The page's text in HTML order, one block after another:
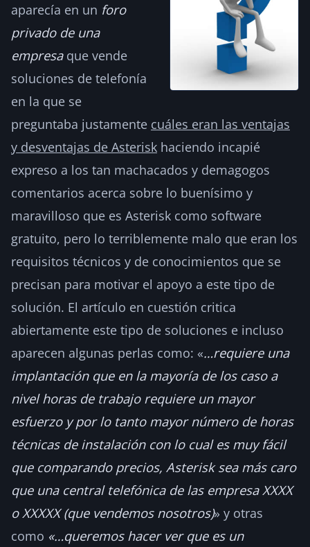
aparecía en un foro
privado de una
empresaque vende
soluciones de telefonía
en la que se
preguntaba justamente cuáles eran las ventajas
y desventajas de Asterisk haciendo incapié
expreso a los tan machacados y demagogos
comentarios acerca sobre lo buenísimo y
maravilloso que es Asterisk como software
gratuito, pero lo terriblemente malo que eran los
requisitos técnicos y de conocimientos que se
precisan para motivar el apoyo a este tipo de
solución. El artículo en cuestión critica
abiertamente este tipo de soluciones e incluso
aparecen algunas perlas como: «…requiere una
implantación que en la mayoría de los caso a
nivel horas de trabajo requiere un mayor
esfuerzo y por lo tanto mayor número de horas
técnicas de instalación con lo cual es muy fácil
que comparando precios, Asterisk sea más caro
que una central telefónica de las empresa XXXX
o XXXXX (que vendemos nosotros)» y otras
como «…queremos hacer ver que es un